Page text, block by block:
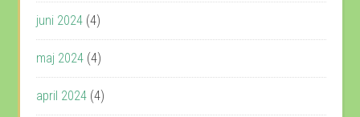
juni 2024 (4)
maj 2024 (4)
april 2024 (4)